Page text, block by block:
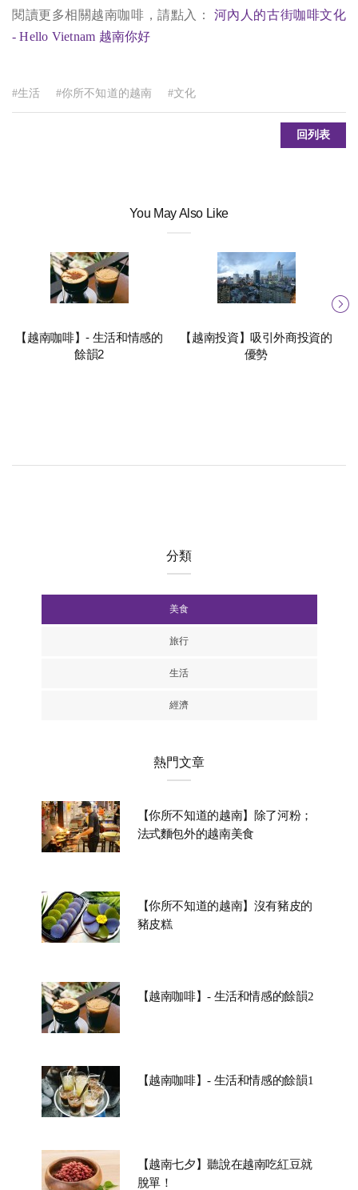
閱讀更多相關越南咖啡，請點入： 河內人的古街咖啡文化
- Hello Vietnam 越南你好
#生活 #你所不知道的越南 #文化
回列表
You May Also Like
【越南咖啡】- 生活和情感的
餘韻2
【越南投資】吸引外商投資的
優勢
分類
美食
旅行
生活
經濟
熱門文章
【你所不知道的越南】除了河粉；
法式麵包外的越南美食
【你所不知道的越南】沒有豬皮的
豬皮糕
【越南咖啡】- 生活和情感的餘韻2
【越南咖啡】- 生活和情感的餘韻1
【越南七夕】聽說在越南吃紅豆就
脫單！